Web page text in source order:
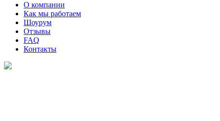
О компании
Как мы работаем
Шоурум
Отзывы
FAQ
Контакты